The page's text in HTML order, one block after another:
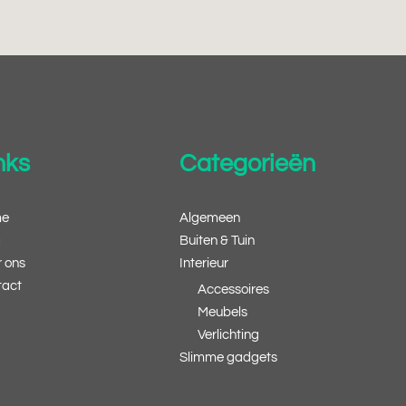
ons
Categorieën
Algemeen
Buiten & Tuin
Interieur
Accessoires
Meubels
Verlichting
Slimme gadgets